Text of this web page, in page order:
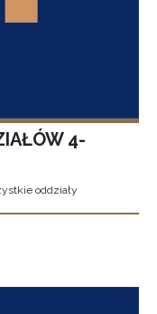
4-
oddziały